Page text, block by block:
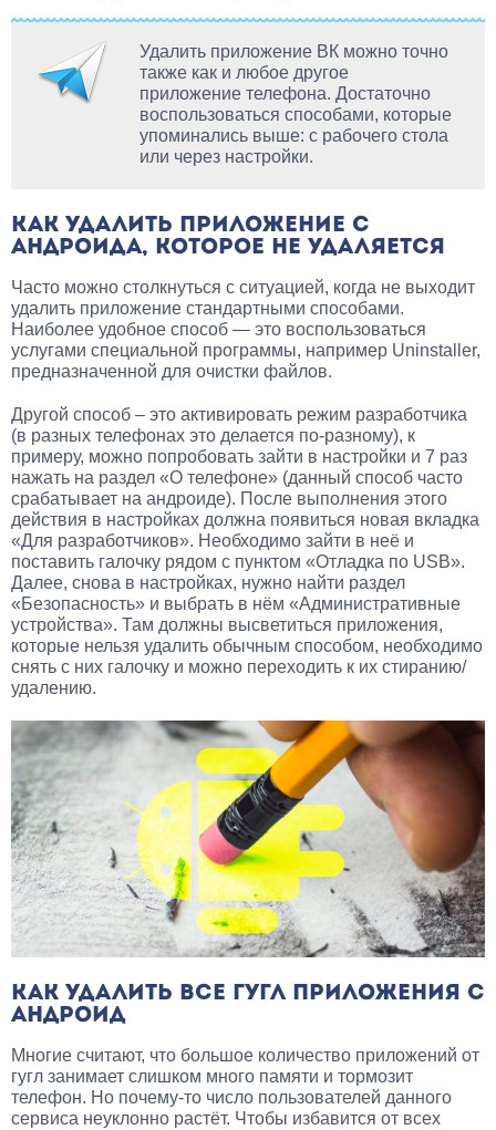
Удалить приложение ВК можно точно
также как и любое другое
приложение телефона. Достаточно
воспользоваться способами, которые
упоминались выше: с рабочего стола
или через настройки.
КАК УДАЛИТЬ ПРИЛОЖЕНИЕ С
АНДРОИДА, КОТОРОЕ НЕ УДАЛЯЕТСЯ
Часто можно столкнуться с ситуацией, когда не выходит
удалить приложение стандартными способами.
Наиболее удобное способ — это воспользоваться
услугами специальной программы, например Uninstaller,
предназначенной для очистки файлов.
Другой способ – это активировать режим разработчика
(в разных телефонах это делается по-разному), к
примеру, можно попробовать зайти в настройки и 7 раз
нажать на раздел «О телефоне» (данный способ часто
срабатывает на андроиде). После выполнения этого
действия в настройках должна появиться новая вкладка
«Для разработчиков». Необходимо зайти в неё и
поставить галочку рядом с пунктом «Отладка по USB».
Далее, снова в настройках, нужно найти раздел
«Безопасность» и выбрать в нём «Административные
устройства». Там должны высветиться приложения,
которые нельзя удалить обычным способом, необходимо
снять с них галочку и можно переходить к их стиранию/
удалению.
КАК УДАЛИТЬ ВСЕ ГУГЛ ПРИЛОЖЕНИЯ С
АНДРОИД
Многие считают, что большое количество приложений от
гугл занимает слишком много памяти и тормозит
телефон. Но почему-то число пользователей данного
сервиса неуклонно растёт. Чтобы избавится от всех